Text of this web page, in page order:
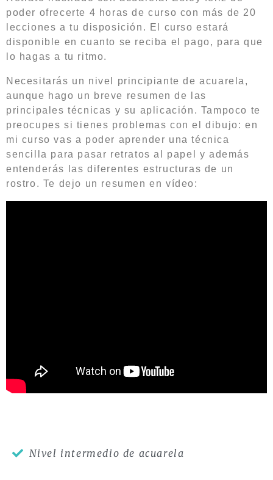
poder ofrecerte 4 horas de curso con más de 20
lecciones a tu disposición. El curso estará
disponible en cuanto se reciba el pago, para que
lo hagas a tu ritmo.
Necesitarás un nivel principiante de acuarela,
aunque hago un breve resumen de las
principales técnicas y su aplicación. Tampoco te
preocupes si tienes problemas con el dibujo: en
mi curso vas a poder aprender una técnica
sencilla para pasar retratos al papel y además
entenderás las diferentes estructuras de un
rostro. Te dejo un resumen en vídeo:
Nivel intermedio de acuarela